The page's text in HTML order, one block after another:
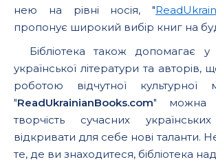
нею на рівні носія, "
пропонує широкий вибір книг на
Бібліотека також допомагає у
української літератури та
роботою відчутної культурної
"ReadUkrainianBooks.com" можна
творчість сучасних
відкривати для себе нові таланти.
те, де ви знаходитеся, бібліотека